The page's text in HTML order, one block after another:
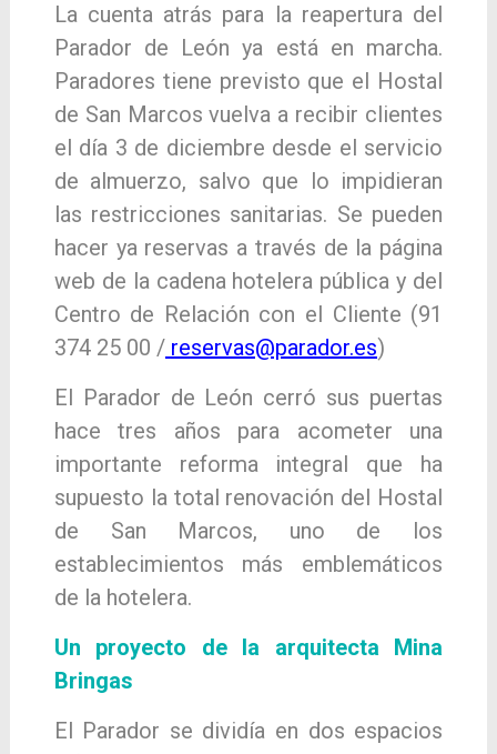
La cuenta atrás para la reapertura del
Parador de León ya está en marcha.
Paradores tiene previsto que el Hostal
de San Marcos vuelva a recibir clientes
el día 3 de diciembre desde el servicio
de almuerzo, salvo que lo impidieran
las restricciones sanitarias. Se pueden
hacer ya reservas a través de la página
web de la cadena hotelera pública y del
Centro de Relación con el Cliente (91
374 25 00 / reservas@parador.es)
El Parador de León cerró sus puertas
hace tres años para acometer una
importante reforma integral que ha
supuesto la total renovación del Hostal
de San Marcos, uno de los
establecimientos más emblemáticos
de la hotelera.
Un proyecto de la arquitecta Mina
Bringas
El Parador se dividía en dos espacios